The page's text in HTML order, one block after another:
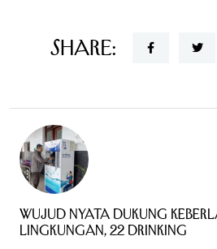
Share:
Wujud Nyata Dukung
Lingkungan, 22 Drinking